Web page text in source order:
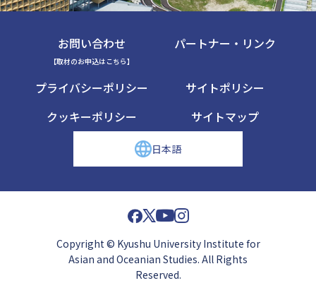
お問い合わせ
【取材のお申込はこちら】
パートナー・リンク
プライバシーポリシー
サイトポリシー
クッキーポリシー
サイトマップ
日本語
Copyright © Kyushu University Institute for
Asian and Oceanian Studies. All Rights
Reserved.